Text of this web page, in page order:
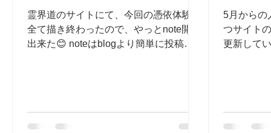
霊界道のサイトにて、今回の憑依体験を
全て描き終わったので、やっとnote開設
出来た😊 noteはblogより簡単に投稿し
と...
5月からの
つサイト
更新して